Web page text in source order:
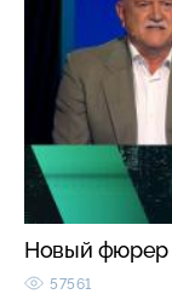
Новый фюрер
57561